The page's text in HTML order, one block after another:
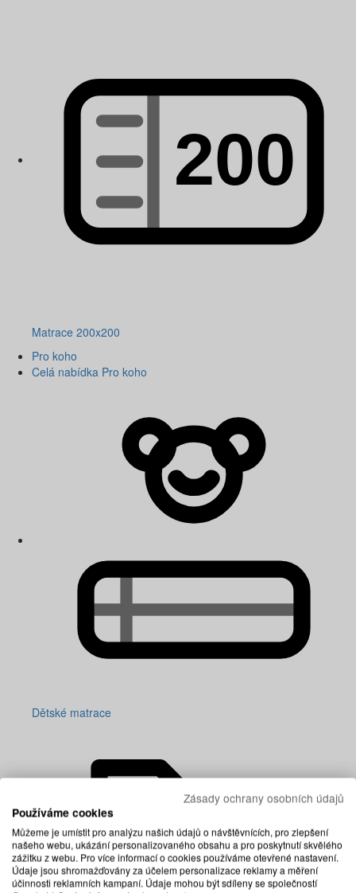
Matrace 200x200
Pro koho
Celá nabídka Pro koho
Dětské matrace
Zásady ochrany osobních údajů
Používáme cookies
Můžeme je umístit pro analýzu našich údajů o návštěvnících, pro zlepšení
našeho webu, ukázání personalizovaného obsahu a pro poskytnutí skvělého
zážitku z webu. Pro více informací o cookies používáme otevřené nastavení.
Údaje jsou shromažďovány za účelem personalizace reklamy a měření
účinnosti reklamních kampaní. Údaje mohou být sdíleny se společností